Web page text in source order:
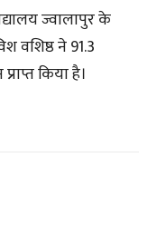
ज्वालापुर के
वशिष्ठ ने 91.3
किया है।